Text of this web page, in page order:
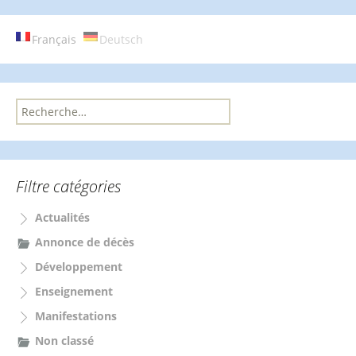
Français Deutsch
R
e
c
h
r
h
e
Filtre catégories
Actualités
Annonce de décès
Développement
Enseignement
Manifestations
Non classé